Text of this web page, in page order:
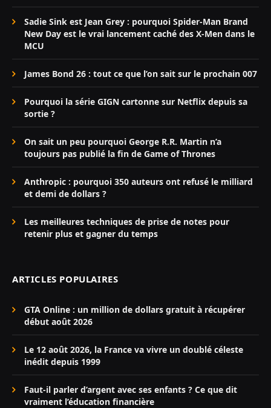
Sadie Sink est Jean Grey : pourquoi Spider-Man Brand
New Day est le vrai lancement caché des X-Men dans le
MCU
James Bond 26 : tout ce que l’on sait sur le prochain 007
Pourquoi la série GIGN cartonne sur Netflix depuis sa
sortie ?
On sait un peu pourquoi George R.R. Martin n’a
toujours pas publié la fin de Game of Thrones
Anthropic : pourquoi 350 auteurs ont refusé le milliard
et demi de dollars ?
Les meilleures techniques de prise de notes pour
retenir plus et gagner du temps
ARTICLES POPULAIRES
GTA Online : un million de dollars gratuit à récupérer
début août 2026
Le 12 août 2026, la France va vivre un doublé céleste
inédit depuis 1999
Faut-il parler d’argent avec ses enfants ? Ce que dit
vraiment l’éducation financière